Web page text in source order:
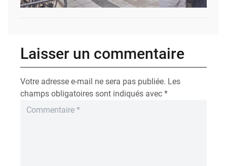
Laisser un commentaire
Votre adresse e-mail ne sera pas publiée. Les
champs obligatoires sont indiqués avec *